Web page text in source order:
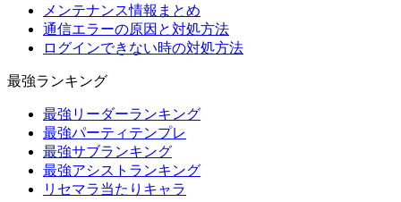
メンテナンス情報まとめ
通信エラーの原因と対処方法
ログインできない時の対処方法
最強ランキング
最強リーダーランキング
最強パーティテンプレ
最強サブランキング
最強アシストランキング
リセマラ当たりキャラ